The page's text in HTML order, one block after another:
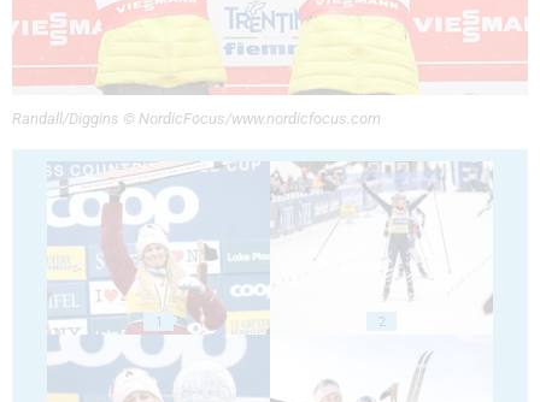
Randall/Diggins © NordicFocus/www.nordicfocus.com
1 2